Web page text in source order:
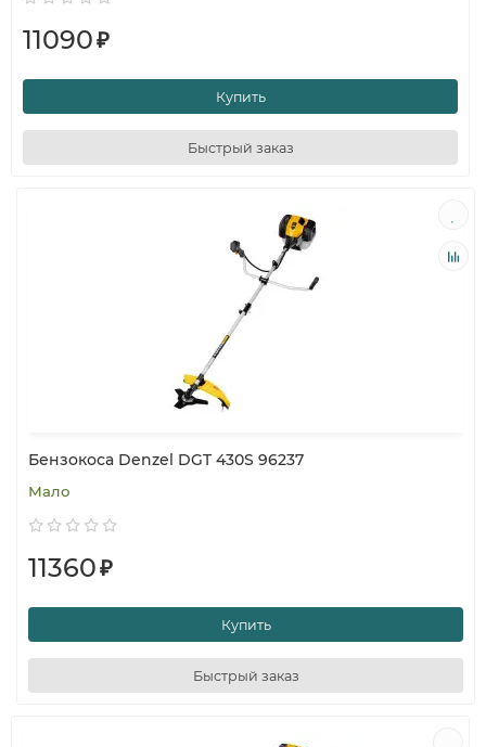
11090₽
Купить
Быстрый заказ
Бензокоса Denzel DGT 430S 96237
Мало
11360₽
Купить
Быстрый заказ